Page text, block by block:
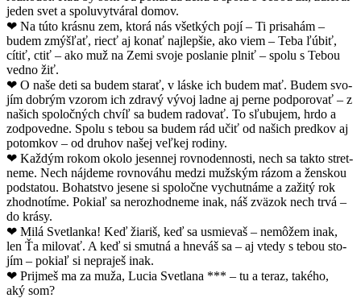
jeden svet a spolu­vytváral domov.
❤ Na túto krás­nu zem, ktorá nás všetkých pojí – Ti prisahám –
budem zmýšľať, riecť aj kon­ať najlepšie, ako viem – Teba ľúbiť,
cítiť, ctiť – ako muž na Zemi svo­je poslanie plniť – spolu s Tebou
ved­no žiť.
❤ O naše deti sa budem starať, v láske ich budem mať. Budem svo­
jím dobrým vzorom ich zdravý vývoj ladne aj perne pod­porovať – z
našich spoločných chvíľ sa budem radovať. To sľubu­jem, hrdo a
zod­povedne. Spolu s tebou sa budem rád učiť od našich pred­kov aj
potomkov – od druhov našej veľkej rodiny.
❤ Každým rokom oko­lo jesen­nej rovn­oden­nos­ti, nech sa tak­to stret­
neme. Nech nájdeme rovnováhu medzi mužským rázom a žen­sk­ou
pod­sta­tou. Bohat­st­vo jesene si spoločne vychut­náme a zažitý rok
zhod­notíme. Poki­aľ sa nerozhod­neme inak, náš zvä­zok nech trvá –
do krásy.
❤ Milá Svet­lanka! Keď žiar­iš, keď sa usmievaš – nemôžem inak,
len Ťa milo­vať. A keď si smut­ná a hneváš sa – aj vtedy s tebou sto­
jím – poki­aľ si nepra­ješ inak.
❤ Pri­jmeš ma za muža, Lucia Svet­lana *** – tu a ter­az, takého,
aký som?